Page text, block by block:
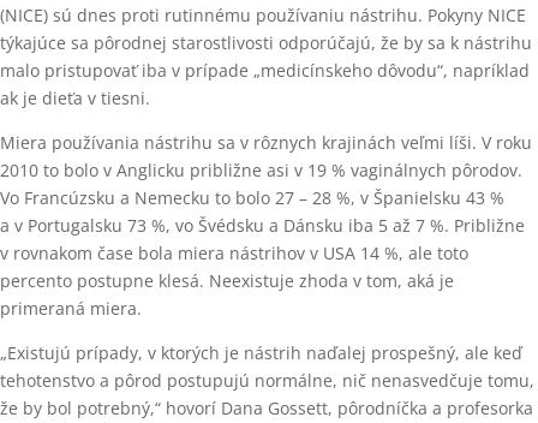
(NICE) sú dnes proti rutinnému používaniu nástrihu. Pokyny NICE
týkajúce sa pôrodnej starostlivosti odporúčajú, že by sa k nástrihu
malo pristupovať iba v prípade „medicínskeho dôvodu“, napríklad
ak je dieťa v tiesni.
Miera používania nástrihu sa v rôznych krajinách veľmi líši. V roku
2010 to bolo v Anglicku približne asi v 19 % vaginálnych pôrodov.
Vo Francúzsku a Nemecku to bolo 27 – 28 %, v Španielsku 43 %
a v Portugalsku 73 %, vo Švédsku a Dánsku iba 5 až 7 %. Približne
v rovnakom čase bola miera nástrihov v USA 14 %, ale toto
percento postupne klesá. Neexistuje zhoda v tom, aká je
primeraná miera.
„Existujú prípady, v ktorých je nástrih naďalej prospešný, ale keď
tehotenstvo a pôrod postupujú normálne, nič nenasvedčuje tomu,
že by bol potrebný,“ hovorí Dana Gossett, pôrodníčka a profesorka